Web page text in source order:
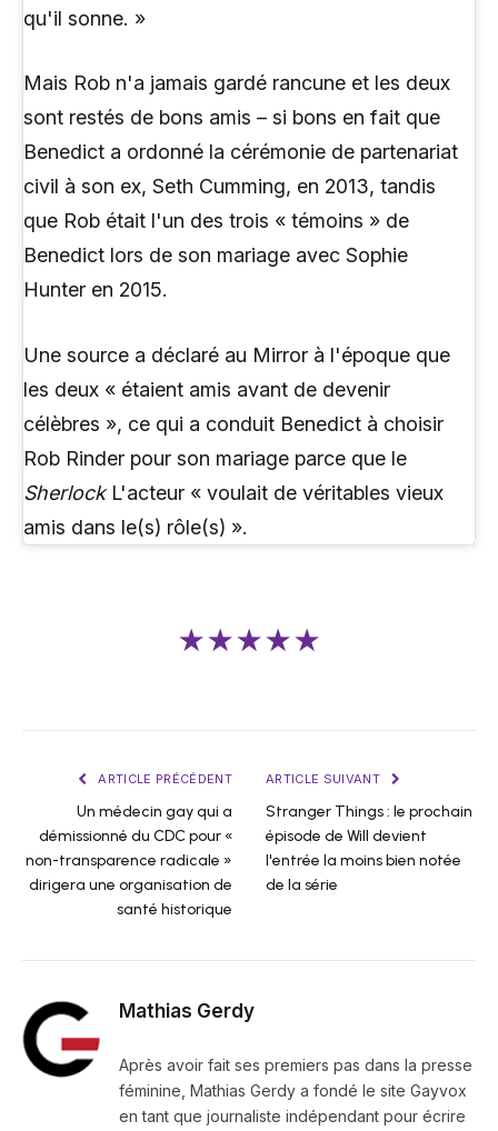
qu'il sonne. »
Mais Rob n'a jamais gardé rancune et les deux
sont restés de bons amis – si bons en fait que
Benedict a ordonné la cérémonie de partenariat
civil à son ex, Seth Cumming, en 2013, tandis
que Rob était l'un des trois « témoins » de
Benedict lors de son mariage avec Sophie
Hunter en 2015.
Une source a déclaré au Mirror à l'époque que
les deux « étaient amis avant de devenir
célèbres », ce qui a conduit Benedict à choisir
Rob Rinder pour son mariage parce que le
Sherlock L'acteur « voulait de véritables vieux
amis dans le(s) rôle(s) ».
★★★★★
ARTICLE PRÉCÉDENT
Un médecin gay qui a
démissionné du CDC pour «
non-transparence radicale »
dirigera une organisation de
santé historique
ARTICLE SUIVANT
Stranger Things : le prochain
épisode de Will devient
l'entrée la moins bien notée
de la série
Mathias Gerdy
Après avoir fait ses premiers pas dans la presse
féminine, Mathias Gerdy a fondé le site Gayvox
en tant que journaliste indépendant pour écrire